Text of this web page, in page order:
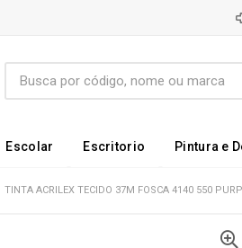
Escolar Escritorio Pintura e
TINTA ACRILEX TECIDO 37M FOSCA 4140 550